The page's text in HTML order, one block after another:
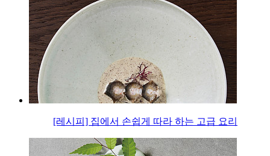
[레시피] 집에서 손쉽게 따라 하는 고급 요리